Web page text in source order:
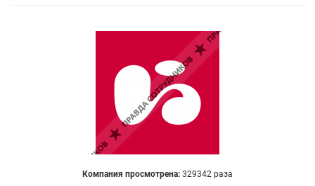
Компания просмотрена: 329342 раза